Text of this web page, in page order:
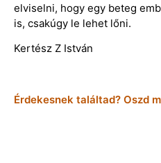
elviselni, hogy egy beteg
is, csakúgy le lehet lőni.
Kertész Z István
Érdekesnek találtad? Oszd